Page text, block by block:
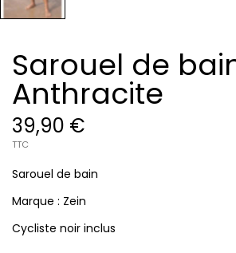
Sarouel de
Anthracite
39,90 €
TTC
Sarouel de bain
Marque : Zein
Cycliste noir inclus